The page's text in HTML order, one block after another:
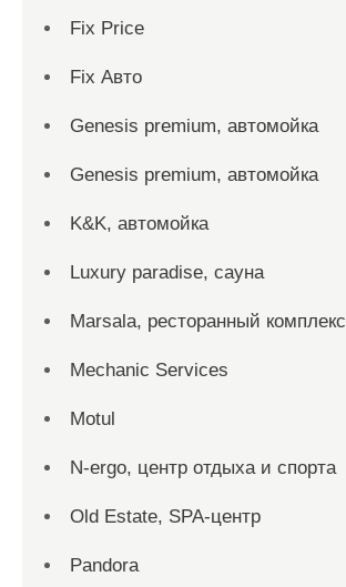
Fix Price
Fix Авто
Genesis premium, автомойка
Genesis premium, автомойка
K&K, автомойка
Luxury paradise, сауна
Marsala, ресторанный комплекс
Mechanic Services
Motul
N-ergo, центр отдыха и спорта
Old Estate, SPA-центр
Pandora